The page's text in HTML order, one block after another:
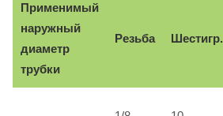
Применимый
наружный
диаметр
трубки
Резьба Шестигр.